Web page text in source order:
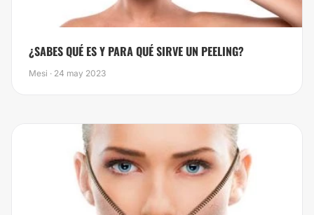
¿SABES QUÉ ES Y PARA QUÉ SIRVE UN PEELING?
Mesi · 24 may 2023